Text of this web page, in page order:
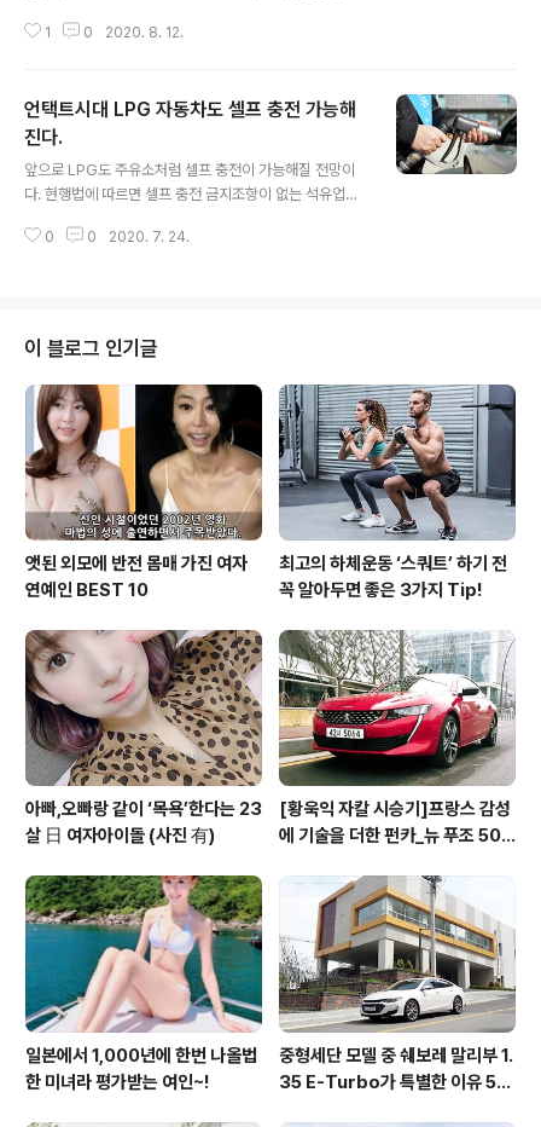
지 4일간 서울 코엑스에서 개최한다고 조직위는 밝혔다.
에너지 문제의 긍정적인 대안으로 주목 받는 친환경 EV를
소개하고 국내외 EV 트렌드, 신기술을 발 빠르게 선보이는
등 국내 친환경 EV 문화 활성화에 앞장선 국내 대표 전기자
동차 전시회이다. 이번 EV 트렌드 코리아 2020는 우리 정
부가 주도해서 제정된 최초의 유엔(UN) 기념일인 '푸른 하
늘을 위한 국제 맑은 공기의 날'(International Da..
1 0 2020. 8. 12.
언택트시대 LPG 자동차도 셀프 충전 가능해
진다.
앞으로 LPG도 주유소처럼 셀프 충전이 가능해질 전망이
다. 현행법에 따르면 셀프 충전 금지조항이 없는 석유업계
001년 만들어진 셀프 충전 금지 조항 때문에 셀프충전이
물론 택시업계에서도 LPG 셀프충전소 도입을 위한 규제
완화를 정부에 건의한 바 있다. LPG업계는 안전 문제의 경
우 휘발유 주유와 마찬가지로 LPG 충전 시 교육이 필요한
정도로 과정이 어렵지 않으며 초보자가 충전을 하더라도
위험성이 없도록 기술 확보가 돼 있다고 강조했다. 또한, 코
로나19 포스트 코로나 시대를 대비하기 ..
0 0 2020. 7. 24.
이 블로그 인기글
앳된 외모에 반전 몸매 가진 여자
연예인 BEST 10
최고의 하체운동 ‘스쿼트’ 하기 전
꼭 알아두면 좋은 3가지 Tip!
아빠,오빠랑 같이 ‘목욕’한다는 23
살 日 여자아이돌 (사진 有)
[황욱익 자칼 시승기]프랑스 감성
에 기술을 더한 펀카_뉴 푸조 508
일본에서 1,000년에 한번 나올법
한 미녀라 평가받는 여인~!
중형세단 모델 중 쉐보레 말리부 1.
35 E-Turbo가 특별한 이유 5가